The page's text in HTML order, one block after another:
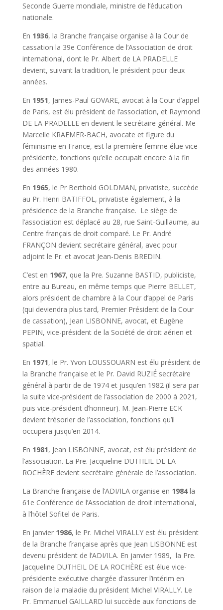
Seconde Guerre mondiale, ministre de l’éducation
nationale.
En 1936, la Branche française organise à la Cour de
cassation la 39e Conférence de l’Association de droit
international, dont le Pr. Albert de LA PRADELLE
devient, suivant la tradition, le président pour deux
années.
En 1951, James-Paul GOVARE, avocat à la Cour d’appel
de Paris, est élu président de l’association, et Raymond
DE LA PRADELLE en devient le secrétaire général. Me
Marcelle KRAEMER-BACH, avocate et figure du
féminisme en France, est la première femme élue vice-
présidente, fonctions qu’elle occupait encore à la fin
des années 1980.
En 1965, le Pr Berthold GOLDMAN, privatiste, succède
au Pr. Henri BATIFFOL, privatiste également, à la
présidence de la Branche française. Le siège de
l’association est déplacé au 28, rue Saint-Guillaume, au
Centre français de droit comparé. Le Pr. André
FRANÇON devient secrétaire général, avec pour
adjoint le Pr. et avocat Jean-Denis BREDIN.
C’est en 1967, que la Pre. Suzanne BASTID, publiciste,
entre au Bureau, en même temps que Pierre BELLET,
alors président de chambre à la Cour d’appel de Paris
(qui deviendra plus tard, Premier Président de la Cour
de cassation), Jean LISBONNE, avocat, et Eugène
PEPIN, vice-président de la Société de droit aérien et
spatial.
En 1971, le Pr. Yvon LOUSSOUARN est élu président de
la Branche française et le Pr. David RUZIÉ secrétaire
général à partir de de 1974 et jusqu’en 1982 (il sera par
la suite vice-président de l’association de 2000 à 2021,
puis vice-président d’honneur). M. Jean-Pierre ECK
devient trésorier de l’association, fonctions qu’il
occupera jusqu’en 2014.
En 1981, Jean LISBONNE, avocat, est élu président de
l’association. La Pre. Jacqueline DUTHEIL DE LA
ROCHÈRE devient secrétaire générale de l’association.
La Branche française de l’ADI/ILA organise en 1984la
61e Conférence de l’Association de droit international,
à l’hôtel Sofitel de Paris.
En janvier 1986, le Pr. Michel VIRALLY est élu président
de la Branche française après que Jean LISBONNE est
devenu président de l’ADI/ILA. En janvier 1989, la Pre.
Jacqueline DUTHEIL DE LA ROCHÈRE est élue vice-
présidente exécutive chargée d’assurer l’intérim en
raison de la maladie du président Michel VIRALLY. Le
Pr. Emmanuel GAILLARD lui succède aux fonctions de